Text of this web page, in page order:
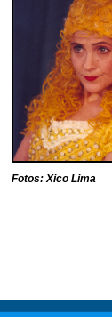
Fotos: Xico Lima